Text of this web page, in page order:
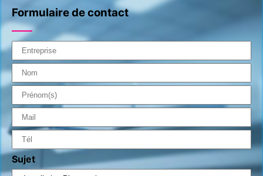
Formulaire de contact
Sujet